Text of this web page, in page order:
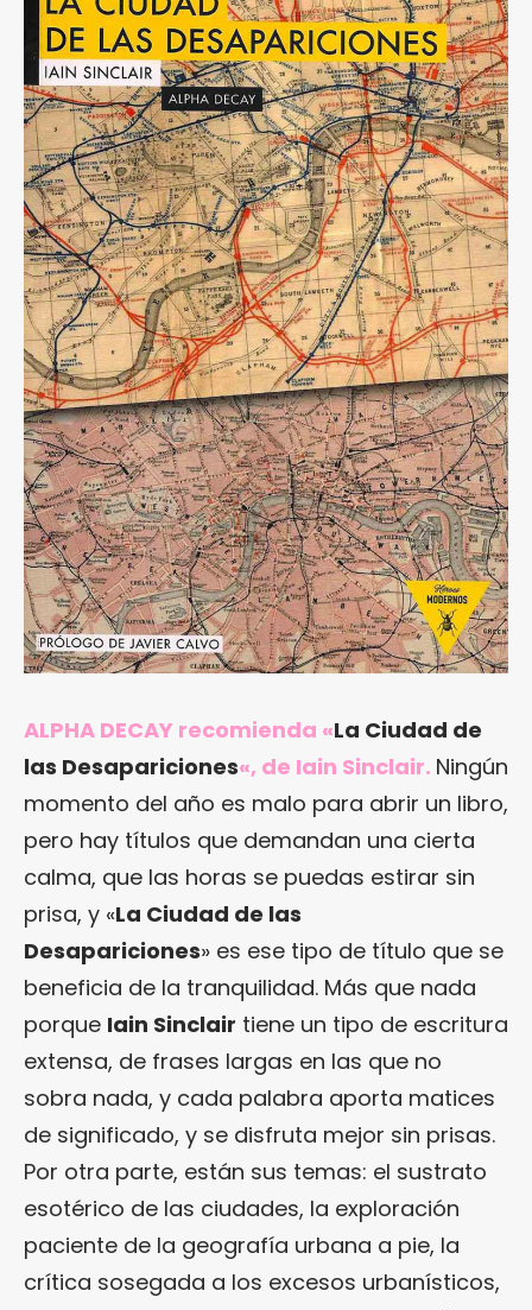
ALPHA DECAY recomienda «La Ciudad de
las Desapariciones«, de Iain Sinclair. Ningún
momento del año es malo para abrir un libro,
pero hay títulos que demandan una cierta
calma, que las horas se puedas estirar sin
prisa, y «La Ciudad de las
Desapariciones» es ese tipo de título que se
beneficia de la tranquilidad. Más que nada
porque Iain Sinclair tiene un tipo de escritura
extensa, de frases largas en las que no
sobra nada, y cada palabra aporta matices
de significado, y se disfruta mejor sin prisas.
Por otra parte, están sus temas: el sustrato
esotérico de las ciudades, la exploración
paciente de la geografía urbana a pie, la
crítica sosegada a los excesos urbanísticos,